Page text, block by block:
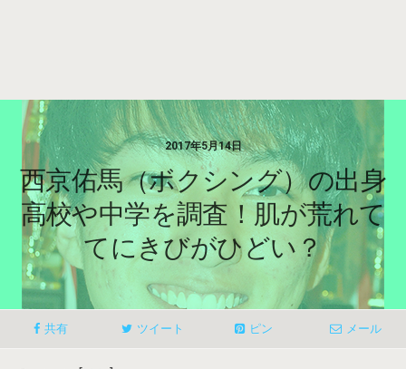
2017年5月14日
西京佑馬（ボクシング）の出身
高校や中学を調査！肌が荒れて
てにきびがひどい？
共有 ツイート ピン メール